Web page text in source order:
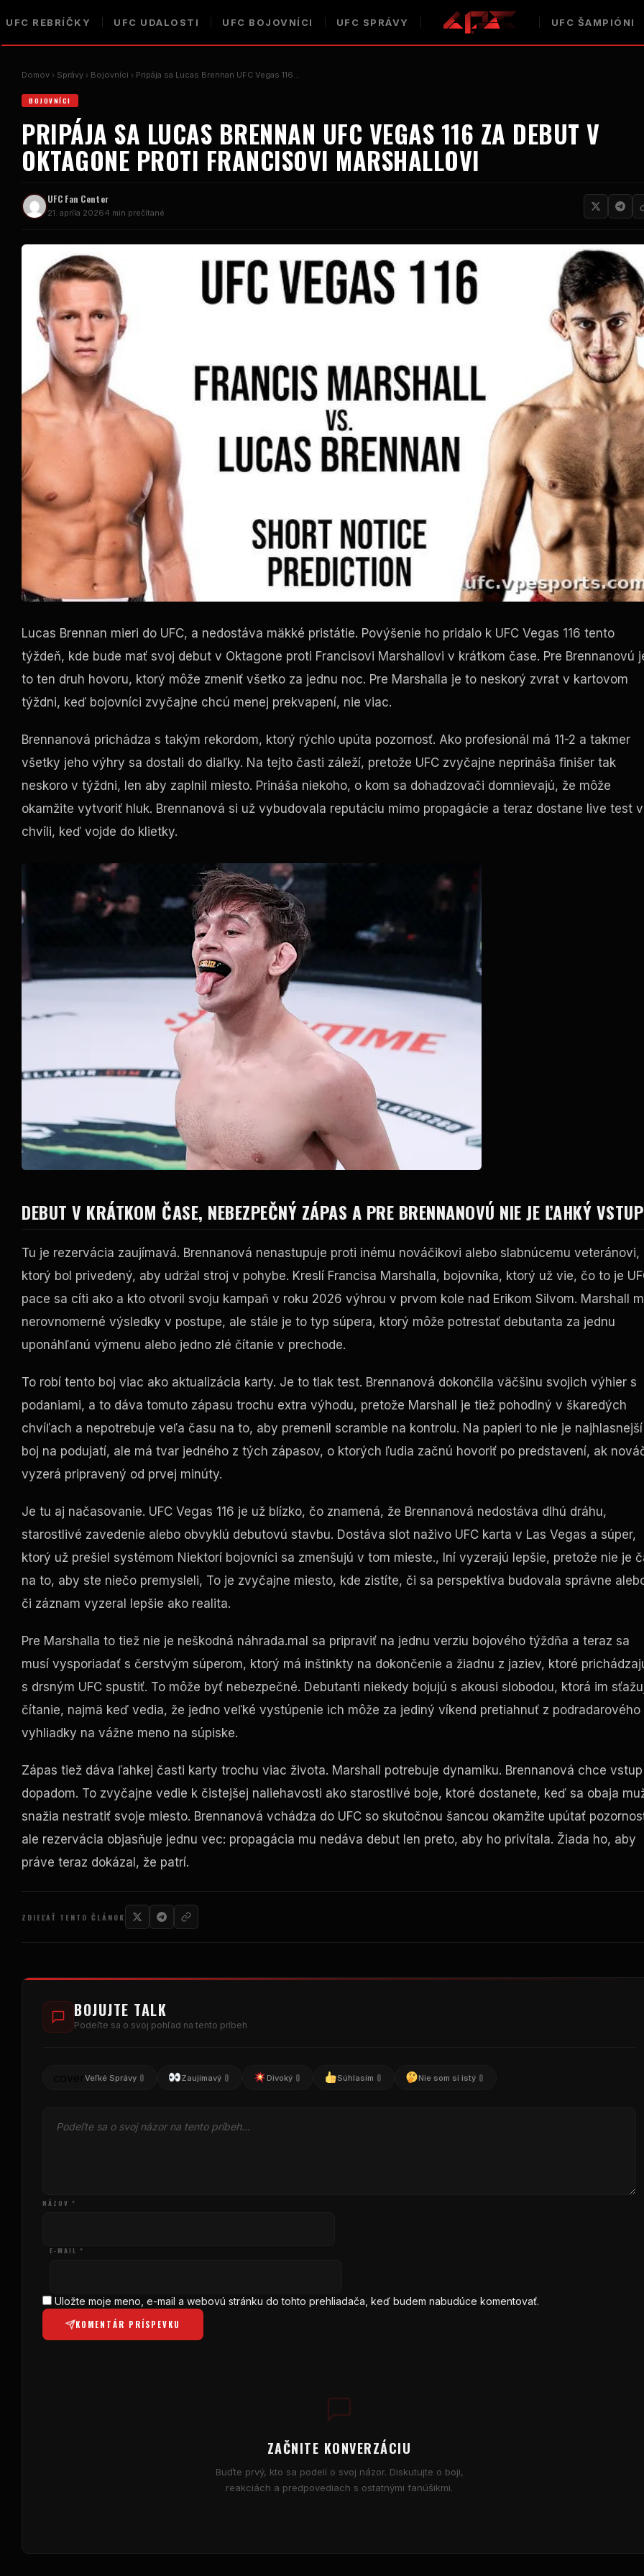
UFC REBRÍČKY UFC UDALOSTI UFC BOJOVNÍCI UFC SPRÁVY UFC ŠAMPIÓNI
Domov Správy Bojovníci Pripája sa Lucas Brennan UFC Vegas 116...
BOJOVNÍCI
PRIPÁJA SA LUCAS BRENNAN UFC VEGAS 116 ZA DEBUT V
OKTAGONE PROTI FRANCISOVI MARSHALLOVI
UFCFan Center
21. apríla 20264 min prečítané
Lucas Brennan mieri do UFC, a nedostáva mäkké pristátie. Povýšenie ho pridalo k UFC Vegas 116 tento
týždeň, kde bude mať svoj debut v Oktagone proti Francisovi Marshallovi v krátkom čase. Pre Brennanovú
to ten druh hovoru, ktorý môže zmeniť všetko za jednu noc. Pre Marshalla je to neskorý zvrat v kartovom
týždni, keď bojovníci zvyčajne chcú menej prekvapení, nie viac.
Brennanová prichádza s takým rekordom, ktorý rýchlo upúta pozornosť. Ako profesionál má 11-2 a takmer
všetky jeho výhry sa dostali do diaľky. Na tejto časti záleží, pretože UFC zvyčajne neprináša finišer tak
neskoro v týždni, len aby zaplnil miesto. Prináša niekoho, o kom sa dohadzovači domnievajú, že môže
okamžite vytvoriť hluk. Brennanová si už vybudovala reputáciu mimo propagácie a teraz dostane live test
chvíli, keď vojde do klietky.
DEBUT V KRÁTKOM ČASE, NEBEZPEČNÝ ZÁPAS A PRE BRENNANOVÚ NIE JE ĽAHKÝ VSTUP
Tu je rezervácia zaujímavá. Brennanová nenastupuje proti inému nováčikovi alebo slabnúcemu veteránovi,
ktorý bol privedený, aby udržal stroj v pohybe. Kreslí Francisa Marshalla, bojovníka, ktorý už vie, čo to je
pace sa cíti ako a kto otvoril svoju kampaň v roku 2026 výhrou v prvom kole nad Erikom Silvom. Marshall
nerovnomerné výsledky v postupe, ale stále je to typ súpera, ktorý môže potrestať debutanta za jednu
uponáhľanú výmenu alebo jedno zlé čítanie v prechode.
To robí tento boj viac ako aktualizácia karty. Je to tlak test. Brennanová dokončila väčšinu svojich výhier s
podaniami, a to dáva tomuto zápasu trochu extra výhodu, pretože Marshall je tiež pohodlný v škaredých
chvíľach a nepotrebuje veľa času na to, aby premenil scramble na kontrolu. Na papieri to nie je najhlasnejší
boj na podujatí, ale má tvar jedného z tých zápasov, o ktorých ľudia začnú hovoriť po predstavení, ak
vyzerá pripravený od prvej minúty.
Je tu aj načasovanie. UFC Vegas 116 je už blízko, čo znamená, že Brennanová nedostáva dlhú dráhu,
starostlivé zavedenie alebo obvyklú debutovú stavbu. Dostáva slot naživo UFC karta v Las Vegas a súper,
ktorý už prešiel systémom Niektorí bojovníci sa zmenšujú v tom mieste., Iní vyzerajú lepšie, pretože nie je
na to, aby ste niečo premysleli, To je zvyčajne miesto, kde zistíte, či sa perspektíva budovala správne
či záznam vyzeral lepšie ako realita.
Pre Marshalla to tiež nie je neškodná náhrada.mal sa pripraviť na jednu verziu bojového týždňa a teraz sa
musí vysporiadať s čerstvým súperom, ktorý má inštinkty na dokončenie a žiadnu z jaziev, ktoré
s drsným UFC spustiť. To môže byť nebezpečné. Debutanti niekedy bojujú s akousi slobodou, ktorá im
čítanie, najmä keď vedia, že jedno veľké vystúpenie ich môže za jediný víkend pretiahnuť z podradarového
vyhliadky na vážne meno na súpiske.
Zápas tiež dáva ľahkej časti karty trochu viac života. Marshall potrebuje dynamiku. Brennanová chce
dopadom. To zvyčajne vedie k čistejšej naliehavosti ako starostlivé boje, ktoré dostanete, keď sa obaja
snažia nestratiť svoje miesto. Brennanová vchádza do UFC so skutočnou šancou okamžite upútať
ale rezervácia objasňuje jednu vec: propagácia mu nedáva debut len preto, aby ho privítala. Žiada ho, aby
práve teraz dokázal, že patrí.
ZDIEĽAŤ TENTO ČLÁNOK
BOJUJTE TALK
Podeľte sa o svoj pohľad na tento príbeh
Veľké Správy 0 Zaujímavý 0 Divoký 0 Súhlasím 0 Nie som si istý 0
NÁZOV *
E-MAIL *
Uložte moje meno, e-mail a webovú stránku do tohto prehliadača, keď budem nabudúce komentovať.
KOMENTÁR PRÍSPEVKU
ZAČNITE KONVERZÁCIU
Buďte prvý, kto sa podelí o svoj názor. Diskutujte o boji,
reakciách a predpovediach s ostatnými fanúšikmi.